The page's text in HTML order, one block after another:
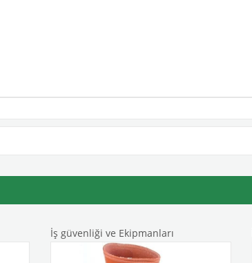
İş güvenliği ve Ekipmanları